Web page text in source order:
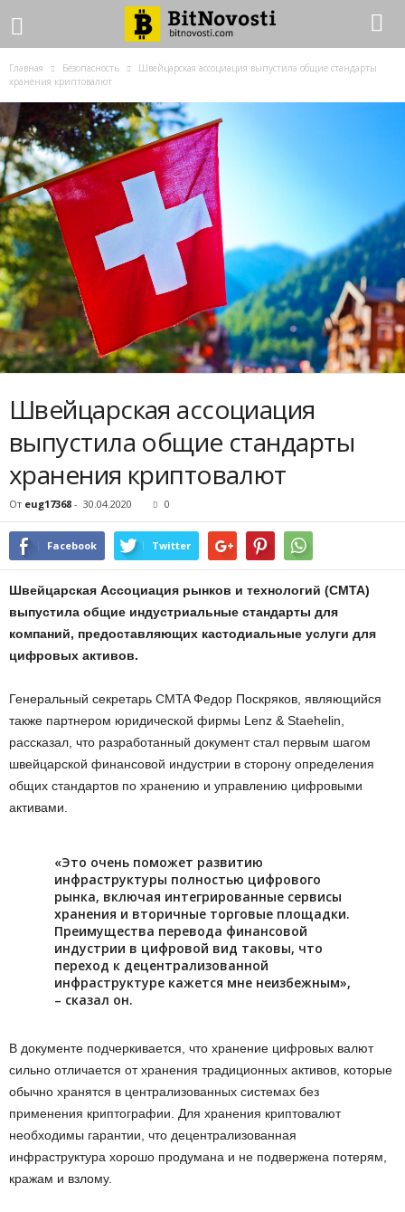
Главная Безопасность
Швейцарская ассоциация выпустила общие стандарты
хранения криптовалют
Швейцарская ассоциация
выпустила общие стандарты
хранения криптовалют
От eug17368 - 30.04.2020 0
Facebook Twitter
Швейцарская Ассоциация рынков и технологий (CMTA)
выпустила общие индустриальные стандарты для
компаний, предоставляющих кастодиальные услуги для
цифровых активов.
Генеральный секретарь CMTA Федор Поскряков, являющийся
также партнером юридической фирмы Lenz & Staehelin,
рассказал, что разработанный документ стал первым шагом
швейцарской финансовой индустрии в сторону определения
общих стандартов по хранению и управлению цифровыми
активами.
«Это очень поможет развитию
инфраструктуры полностью цифрового
рынка, включая интегрированные сервисы
хранения и вторичные торговые площадки.
Преимущества перевода финансовой
индустрии в цифровой вид таковы, что
переход к децентрализованной
инфраструктуре кажется мне неизбежным»,
– сказал он.
В документе подчеркивается, что хранение цифровых валют
сильно отличается от хранения традиционных активов, которые
обычно хранятся в централизованных системах без
применения криптографии. Для хранения криптовалют
необходимы гарантии, что децентрализованная
инфраструктура хорошо продумана и не подвержена потерям,
кражам и взлому.